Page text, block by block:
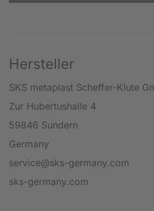
Hersteller
SKS metaplast Scheffer-Klute
Zur Hubertushalle 4
59846 Sundern
Germany
service@sks-germany.com
sks-germany.com